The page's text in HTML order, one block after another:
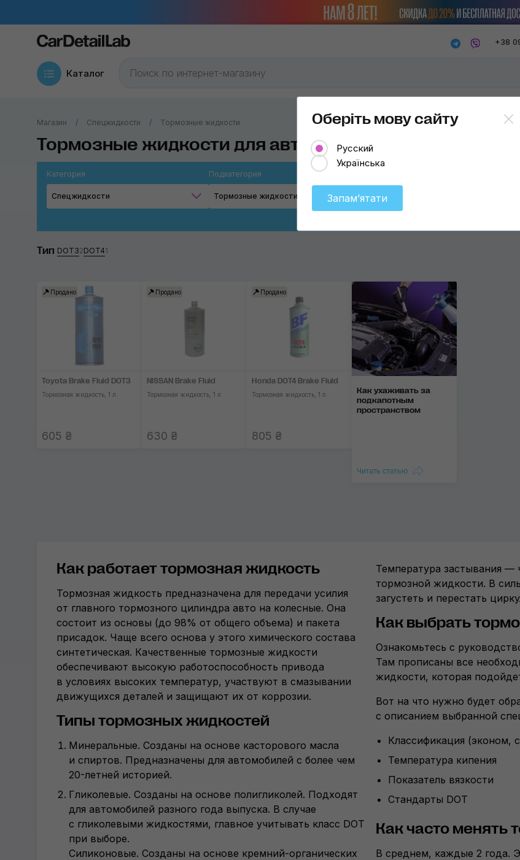
+38
Каталог
Магазин Спецжидкости Тормозные жидкости
Тормозные жидкости для авто
Категория
Спецжидкости
Подкатегория
Тормозные жидкости Выберите
Применить
Тип DOT32DOT41
Продано
Toyota Brake Fluid DOT3
Тормозная жидкость, 1 л
605 ₴
Продано
NISSAN Brake Fluid
Тормозная жидкость, 1 л
630 ₴
Продано
Honda DOT4 Brake Fluid
Тормозная жидкость, 1 л
805 ₴
Как ухаживать за
подкапотным
пространством
Читать статью
Как работает тормозная жидкость
Тормозная жидкость предназначена для передачи усилия
от главного тормозного цилиндра авто на колесные. Она
состоит из основы (до 98% от общего объема) и пакета
присадок. Чаще всего основа у этого химического состава
синтетическая. Качественные тормозные жидкости
обеспечивают высокую работоспособность привода
в условиях высоких температур, участвуют в смазывании
движущихся деталей и защищают их от коррозии.
Типы тормозных жидкостей
Минеральные. Созданы на основе касторового масла
и спиртов. Предназначены для автомобилей с более чем
20-летней историей.
Гликолевые. Созданы на основе полигликолей. Подходят
для автомобилей разного года выпуска. В случае
с гликолевыми жидкостями, главное учитывать класс DOT
при выборе.
Силиконовые. Созданы на основе кремний-органических
Температура застывания
тормозной жидкости. В
загустеть и перестать
Как выбрать
Ознакомьтесь с
Там прописаны все
жидкости, которая
Вот на что нужно будет
с описанием выбранной
Классификация (эконом,
Температура кипения
Показатель вязкости
Стандарты DOT
Как часто менять
В среднем, каждые 2 года.
Оберіть мову сайту
Русский
Українська
Запамʼятати